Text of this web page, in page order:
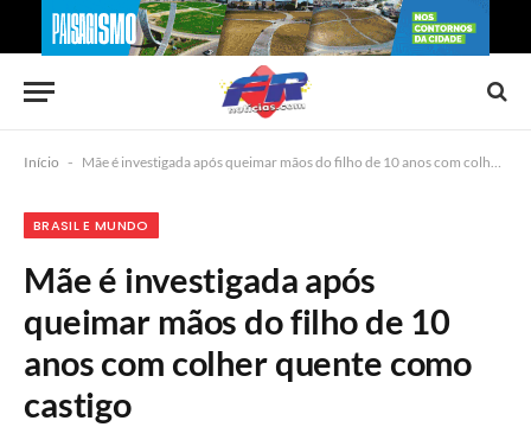
Início - Mãe é investigada após queimar mãos do filho de 10 anos com colher quente como castigo
BRASIL E MUNDO
Mãe é investigada após
queimar mãos do filho de 10
anos com colher quente como
castigo